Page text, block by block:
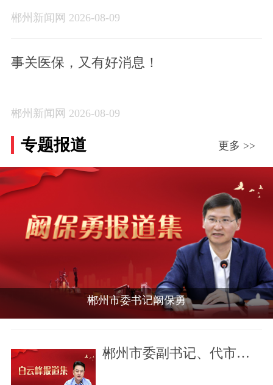
郴州新闻网 2026-08-09
事关医保，又有好消息！
郴州新闻网 2026-08-09
专题报道 更多 >>
郴州市委书记阚保勇
郴州市委副书记、代市长